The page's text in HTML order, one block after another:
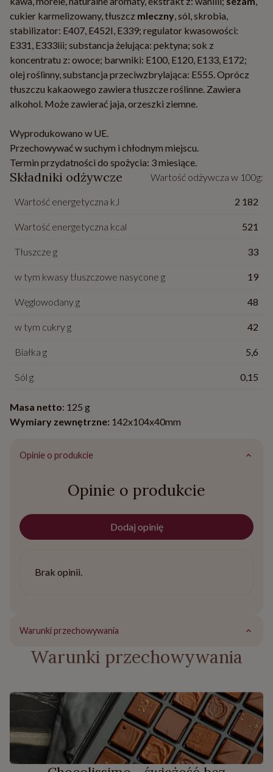
cukier karmelizowany, tłuszcz mleczny, sól, skrobia,
stabilizator: E407, E452I, E339; regulator kwasowości:
E331, E333iii; substancja żelująca: pektyna; sok z
koncentratu z: owoce; barwniki: E100, E120, E133, E172;
olej roślinny, substancja przeciwzbrylająca: E555. Oprócz
tłuszczu kakaowego zawiera tłuszcze roślinne. Zawiera
alkohol. Może zawierać jaja, orzeszki ziemne.
Wyprodukowano w UE.
Przechowywać w suchym i chłodnym miejscu.
Termin przydatności do spożycia: 3 miesiące.
Składniki odżywcze Wartość odżywcza w 100g:
Wartość energetyczna kJ 2 182
Wartość energetyczna kcal 521
Tłuszcze g 33
w tym kwasy tłuszczowe nasycone g 19
Węglowodany g 48
w tym cukry g 42
Białka g 5,6
Sól g 0,15
Masa netto: 125 g
Wymiary zewnętrzne: 142x104x40mm
Opinie o produkcie
Opinie o produkcie
Dodaj opinię
Brak opinii.
Warunki przechowywania
Warunki przechowywania